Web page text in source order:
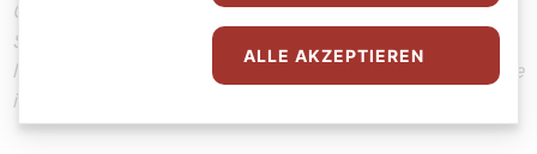
Quelle: Lektionar für die Bistümer des deutschen
Sprachgebiets. Authentische Ausgabe für den
liturgischen Gebrauch. Band I: Die Sonntage und Festtage
im Lesejahr C, Freiburg u. a. 2018. © staeko.net
ALLE AKZEPTIEREN